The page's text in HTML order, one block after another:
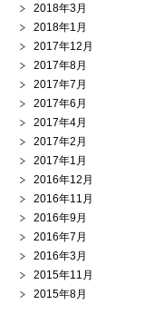
2018年3月
2018年1月
2017年12月
2017年8月
2017年7月
2017年6月
2017年4月
2017年2月
2017年1月
2016年12月
2016年11月
2016年9月
2016年7月
2016年3月
2015年11月
2015年8月